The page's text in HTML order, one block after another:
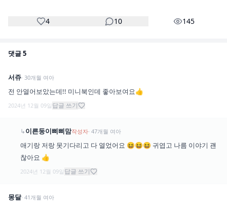
4 10 145
댓글5
서쥬· 30개월 여아
전 안열어보았는데!! 미니북인데 좋아보여요👍
2024년 12월 09일 답글 쓰기
↳이른둥이삐삐맘작성자· 47개월 여아
애기랑 저랑 못기다리고 다 열었어요 😆😆😆 귀엽고 나름 이야기 괜
찮아요 👍
2024년 12월 09일 답글 쓰기
몽달· 41 개월 여아